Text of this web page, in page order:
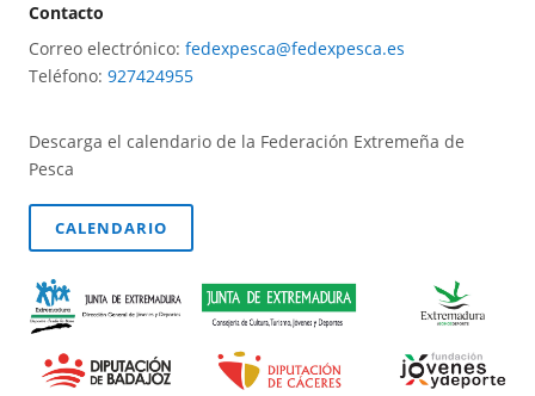
Contacto
Correo electrónico: fedexpesca@fedexpesca.es
Teléfono: 927424955
Descarga el calendario de la Federación Extremeña de
Pesca
CALENDARIO